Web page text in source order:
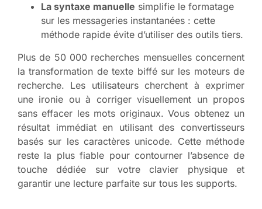
La syntaxe manuelle simplifie le formatage
sur les messageries instantanées : cette
méthode rapide évite d’utiliser des outils tiers.
Plus de 50 000 recherches mensuelles concernent
la transformation de texte biffé sur les moteurs de
recherche. Les utilisateurs cherchent à exprimer
une ironie ou à corriger visuellement un propos
sans effacer les mots originaux. Vous obtenez un
résultat immédiat en utilisant des convertisseurs
basés sur les caractères unicode. Cette méthode
reste la plus fiable pour contourner l’absence de
touche dédiée sur votre clavier physique et
garantir une lecture parfaite sur tous les supports.